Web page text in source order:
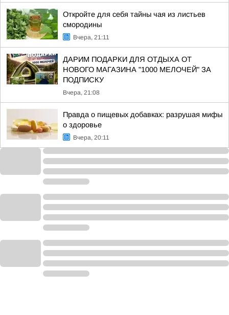
Откройте для себя тайны чая из листьев
смородины
Вчера, 21:11
ДАРИМ ПОДАРКИ ДЛЯ ОТДЫХА ОТ
НОВОГО МАГАЗИНА "1000 МЕЛОЧЕЙ" ЗА
ПОДПИСКУ
Вчера, 21:08
Правда о пищевых добавках: разрушая мифы
о здоровье
Вчера, 20:11